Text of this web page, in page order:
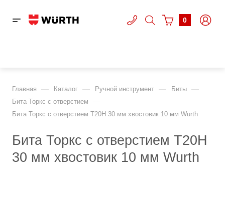
0
Главная — Каталог — Ручной инструмент — Биты —
Бита Торкс c отверстием —
Бита Торкс c отверстием T20Н 30 мм хвостовик 10 мм Wurth
Бита Торкс c отверстием T20Н
30 мм хвостовик 10 мм Wurth